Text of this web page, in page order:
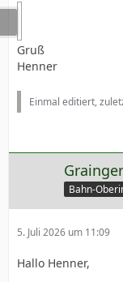
Gruß
Henner
Einmal editiert,
Grainger
Bahn-
5. Juli 2026 um 11:09
Hallo Henner,